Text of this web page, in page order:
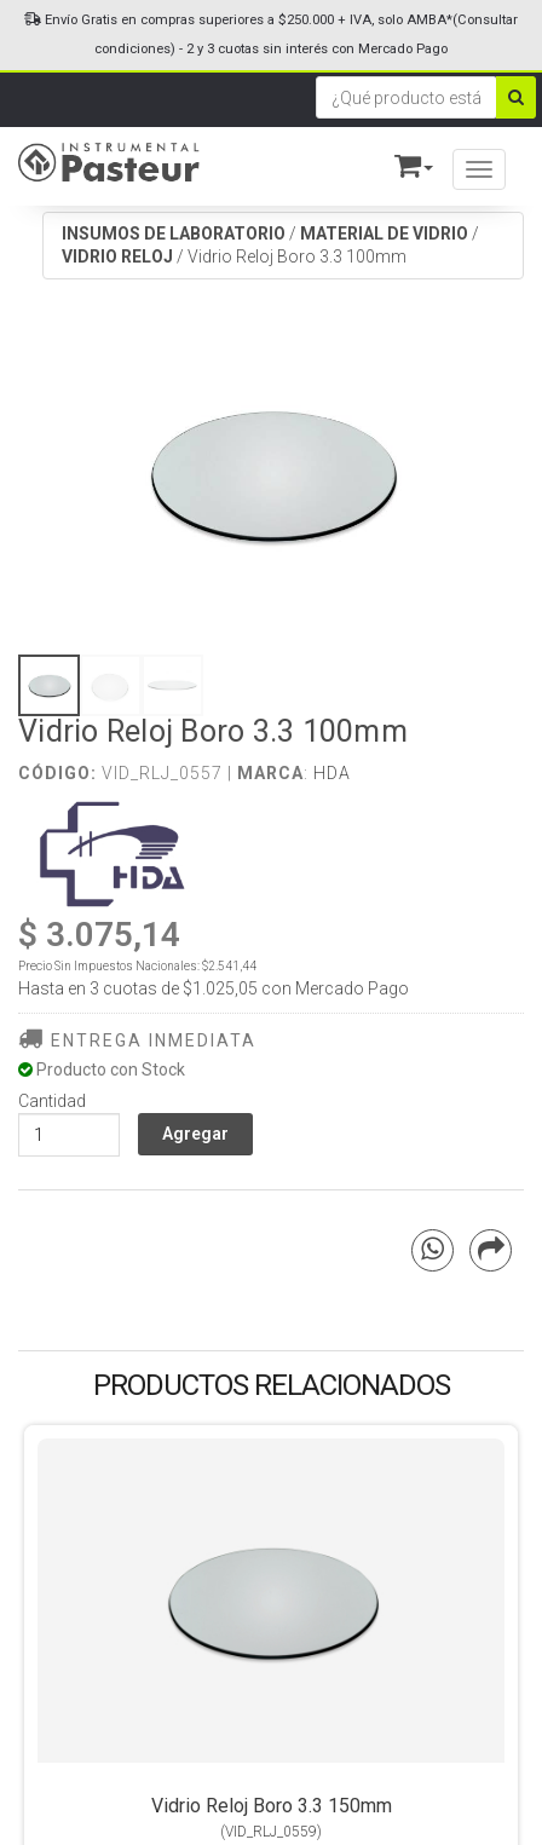
Toggle
Envío Gratis en compras superiores a $250.000 + IVA, solo AMBA*(Consultar
condiciones) - 2 y 3 cuotas sin interés con Mercado Pago
INSUMOS DE LABORATORIO / MATERIAL DE VIDRIO /
VIDRIO RELOJ / Vidrio Reloj Boro 3.3 100mm
Vidrio Reloj Boro 3.3 100mm
CÓDIGO: VID_RLJ_0557 | MARCA: HDA
$ 3.075,14
Precio Sin Impuestos Nacionales:$2.541,44
Hasta en 3 cuotas de $1.025,05 con Mercado Pago
ENTREGA INMEDIATA
Producto con Stock
Cantidad
PRODUCTOS RELACIONADOS
Vidrio Reloj Boro 3.3 150mm
(VID_RLJ_0559)